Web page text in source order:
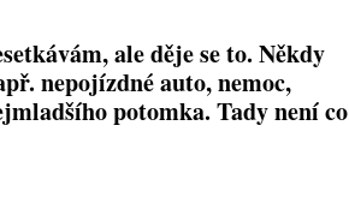
ale děje se to. Někdy
nepojízdné auto, nemoc,
potomka. Tady není co